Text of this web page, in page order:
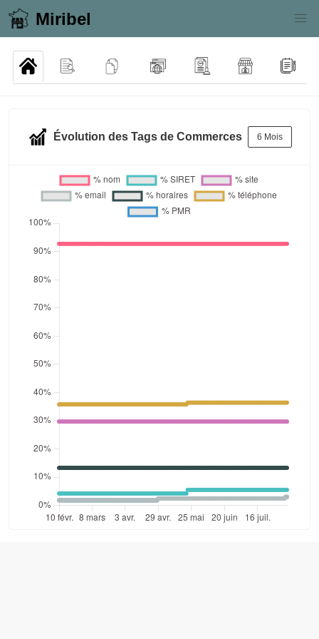
Miribel
Évolution des Tags de Commerces 6 Mois